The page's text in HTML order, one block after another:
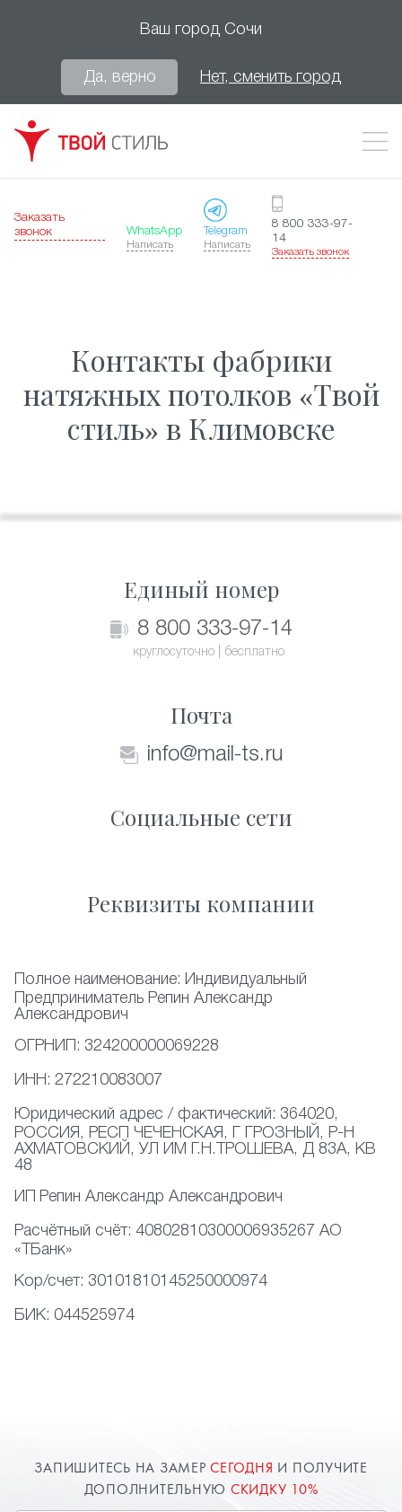
Ваш город Сочи
Да, верно Нет, сменить город
Заказать
звонок
WhatsApp
Написать
Telegram
Написать
8 800 333-97-
14
Заказать звонок
Контакты фабрики
натяжных потолков «Твой
стиль» в Климовске
Единый номер
8 800 333-97-14
круглосуточно | бесплатно
Почта
info@mail-ts.ru
Социальные сети
Реквизиты компании
Полное наименование: Индивидуальный
Предприниматель Репин Александр
Александрович
ОГРНИП: 324200000069228
ИНН: 272210083007
Юридический адрес / фактический: 364020,
РОССИЯ, РЕСП ЧЕЧЕНСКАЯ, Г ГРОЗНЫЙ, Р-Н
АХМАТОВСКИЙ, УЛ ИМ Г.Н.ТРОШЕВА, Д 83А, КВ
48
ИП Репин Александр Александрович
Расчётный счёт: 40802810300006935267 АО
«ТБанк»
Кор/счет: 30101810145250000974
БИК: 044525974
ЗАПИШИТЕСЬ НА ЗАМЕРСЕГОДНЯ И ПОЛУЧИТЕ
ДОПОЛНИТЕЛЬНУЮ СКИДКУ 10%